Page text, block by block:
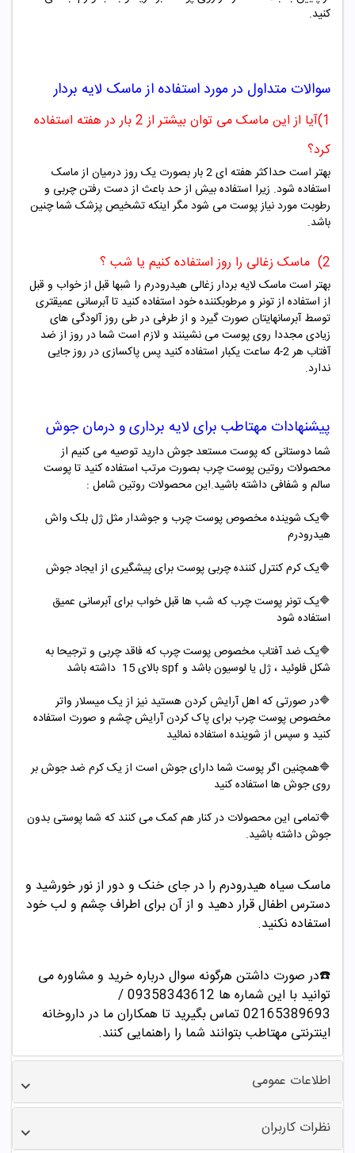
کنید.
سوالات متداول در مورد استفاده از ماسک لایه بردار
1)آیا از این ماسک می توان بیشتر از 2 بار در هفته استفاده
کرد؟
بهتر است حداکثر هفته ای 2 بار بصورت یک روز درمیان از ماسک
استفاده شود. زیرا استفاده بیش از حد باعث از دست رفتن چربی و
رطوبت مورد نیاز پوست می شود مگر اینکه تشخیص پزشک شما چنین
باشد.
2) ماسک زغالی را روز استفاده کنیم یا شب ؟
بهتر است ماسک لایه بردار زغالی هیدرودرم را شبها قبل از خواب و قبل
از استفاده از تونر و مرطوبکننده خود استفاده کنید تا آبرسانی عمیقتری
توسط آبرسانهایتان صورت گیرد و از طرفی در طی روز آلودگی های
زیادی مجددا روی پوست می نشینند و لازم است شما در روز از ضد
آفتاب هر 2-4 ساعت یکبار استفاده کنید پس پاکسازی در روز جایی
ندارد.
پیشنهادات مهتاطب برای لایه برداری و درمان جوش
شما دوستانی که پوست مستعد جوش دارید توصیه می کنیم از
محصولات روتین پوست چرب بصورت مرتب استفاده کنید تا پوست
سالم و شفافی داشته باشید.این محصولات روتین شامل :
🔷یک شوینده مخصوص پوست چرب و جوشدار مثل ژل بلک واش
هیدرودرم
🔷یک کرم کنترل کننده چربی پوست برای پیشگیری از ایجاد جوش
🔷یک تونر پوست چرب که شب ها قبل خواب برای آبرسانی عمیق
استفاده شود
🔷یک ضد آفتاب مخصوص پوست چرب که فاقد چربی و ترجیحا به
شکل فلوئید ، ژل یا لوسیون باشد و spf بالای 15 داشته باشد
🔷در صورتی که اهل آرایش کردن هستید نیز از یک میسلار واتر
مخصوص پوست چرب برای پاک کردن آرایش چشم و صورت استفاده
کنید و سپس از شوینده استفاده نمائید
🔷همچنین اگر پوست شما دارای جوش است از یک کرم ضد جوش بر
روی جوش ها استفاده کنید
🔷تمامی این محصولات در کنار هم کمک می کنند که شما پوستی بدون
جوش داشته باشید.
ماسک سیاه هیدرودرم را در جای خنک و دور از نور خورشید و
دسترس اطفال قرار دهید و از آن برای اطراف چشم و لب خود
استفاده نکنید.
☎️در صورت داشتن هرگونه سوال درباره خرید و مشاوره می
توانید با این شماره ها 09358343612 /
02165389693تماس بگیرید تا همکاران ما در داروخانه
اینترنتی مهتاطب بتوانند شما را راهنمایی کنند.
اطلاعات عمومی
نظرات کاربران